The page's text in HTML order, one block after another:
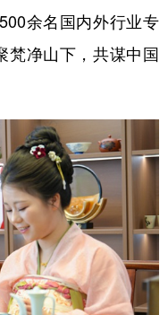
上海 江苏
福建 江西
湖北 湖南
海南 重庆
云南 西藏
余名国内外行业专
梵净山下，共谋中国